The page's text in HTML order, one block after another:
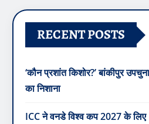
RECENT POSTS
‘कौन प्रशांत किशोर?’ बांकीपुर
का निशाना
ICC ने वनडे विश्व कप 2027 के लिए